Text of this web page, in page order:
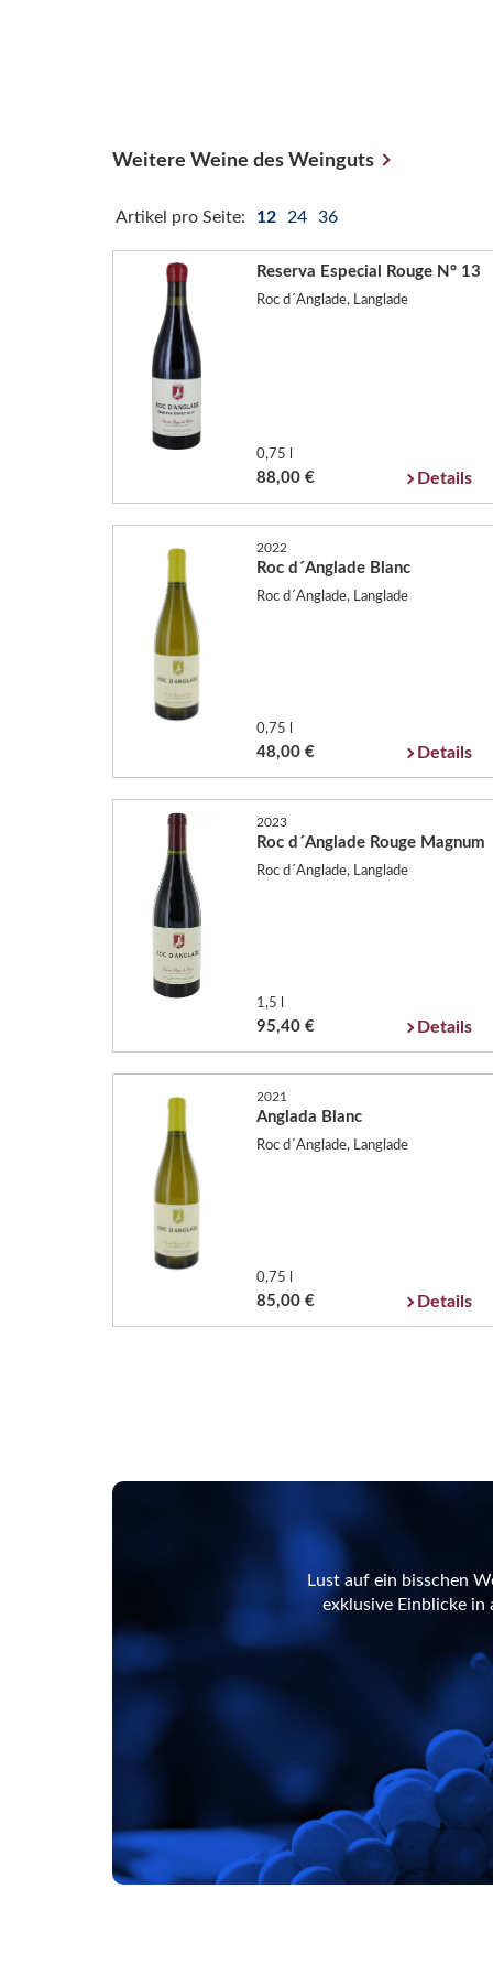
Weitere Weine des Weinguts
Artikel pro Seite: 12 24 36
Reserva Especial Rouge N° 13
Roc d´Anglade, Langlade
0,75 l
88,00 € Details
2022
Roc d´Anglade Blanc
Roc d´Anglade, Langlade
0,75 l
48,00 € Details
2023
Roc d´Anglade Rouge Magnum
Roc d´Anglade, Langlade
1,5 l
95,40 € Details
2021
Anglada Blanc
Roc d´Anglade, Langlade
0,75 l
85,00 € Details
Lust auf ein bisschen
exklusive Einblicke in